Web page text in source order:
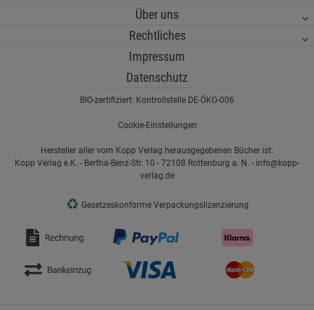
Über uns
Rechtliches
Impressum
Datenschutz
BIO-zertifiziert: Kontrollstelle DE-ÖKO-006
Cookie-Einstellungen
Hersteller aller vom Kopp Verlag herausgegebenen Bücher ist:
Kopp Verlag e.K. - Bertha-Benz-Str. 10 - 72108 Rottenburg a. N. - info@kopp-
verlag.de
♻ Gesetzeskonforme Verpackungslizenzierung